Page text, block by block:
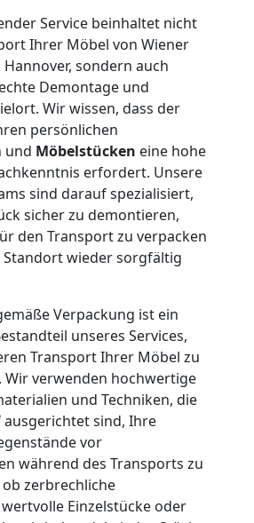
Service beinhaltet nicht
Ihrer Möbel von Wiener
sondern auch
Demontage und
Wir wissen, dass der
persönlichen
und Möbelstücken eine hohe
erfordert. Unsere
sind darauf spezialisiert,
sicher zu demontieren,
den Transport zu verpacken
Standort wieder sorgfältig
Verpackung ist ein
unseres Services,
Transport Ihrer Möbel zu
Wir verwenden hochwertige
und Techniken, die
sind, Ihre
vor
während des Transports zu
zerbrechliche
wertvolle Einzelstücke oder